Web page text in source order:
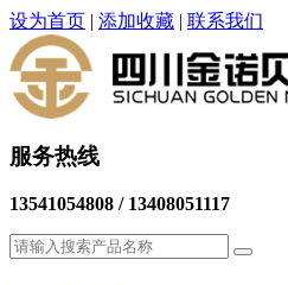
设为首页 | 添加收藏 | 联系我们
服务热线
13541054808 / 13408051117